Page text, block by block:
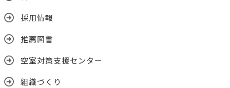
採用情報
推薦図書
空室対策支援センター
組織づくり